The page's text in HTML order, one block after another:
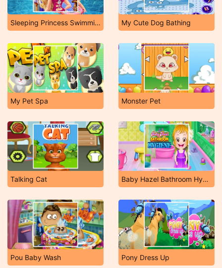
Sleeping Princess Swimming Pool My Cute Dog Bathing
My Pet Spa Monster Pet
Talking Cat Baby Hazel Bathroom Hygiene
Pou Baby Wash Pony Dress Up